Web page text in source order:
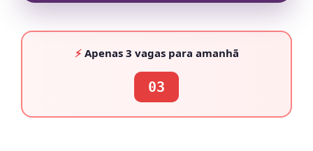
⚡Apenas 3 vagaspara amanhã
03